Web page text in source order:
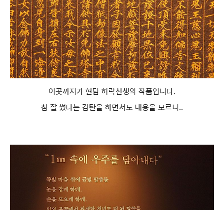
이곳까지가 현담 허락선생의 작품입니다.
참 잘 썼다는 감탄을 하면서도 내용을 모르니..